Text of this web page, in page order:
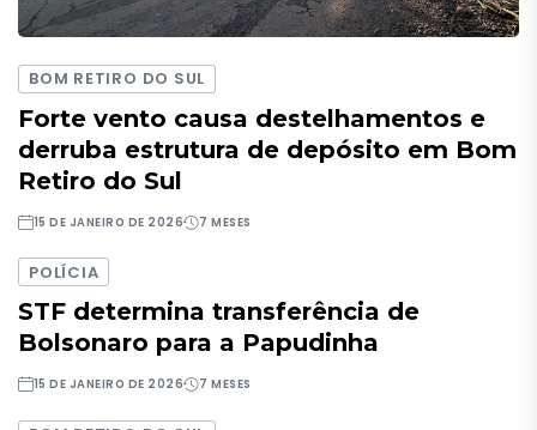
BOM RETIRO DO SUL
Forte vento causa destelhamentos e
derruba estrutura de depósito em Bom
Retiro do Sul
15 DE JANEIRO DE 2026 7 MESES
POLÍCIA
STF determina transferência de
Bolsonaro para a Papudinha
15 DE JANEIRO DE 2026 7 MESES